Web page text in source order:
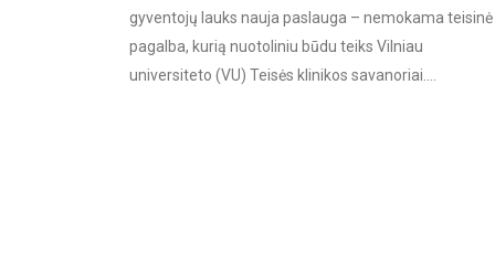
gyventojų lauks nauja paslauga – nemokama teisinė
pagalba, kurią nuotoliniu būdu teiks Vilniau
universiteto (VU) Teisės klinikos savanoriai.…